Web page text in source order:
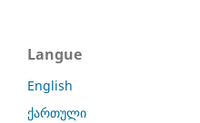
Langue
English
ქართული